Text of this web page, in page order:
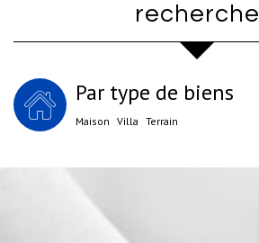
recherche
Par type de biens
Maison Villa Terrain